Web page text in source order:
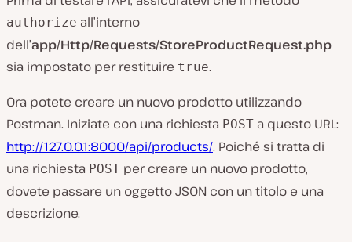
authorize all’interno
dell’app/Http/Requests/StoreProductRequest.php
sia impostato per restituire true.
Ora potete creare un nuovo prodotto utilizzando
Postman. Iniziate con una richiesta POST a questo URL:
http://127.0.0.1:8000/api/products/. Poiché si tratta di
una richiesta POST per creare un nuovo prodotto,
dovete passare un oggetto JSON con un titolo e una
descrizione.